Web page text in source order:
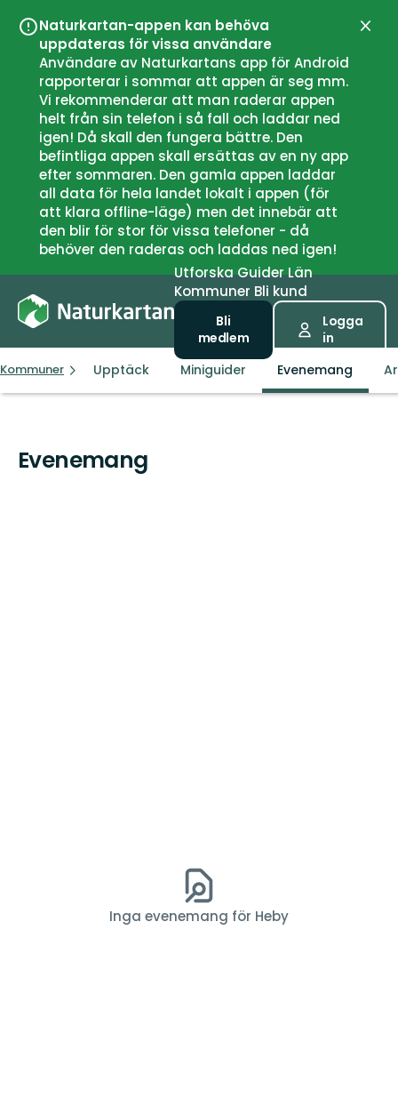
Naturkartan-appen kan behöva
uppdateras för vissa användare
Användare av Naturkartans app för Android
rapporterar i sommar att appen är seg mm.
Vi rekommenderar att man raderar appen
helt från sin telefon i så fall och laddar ned
igen! Då skall den fungera bättre. Den
befintliga appen skall ersättas av en ny app
efter sommaren. Den gamla appen laddar
all data för hela landet lokalt i appen (för
att klara offline-läge) men det innebär att
den blir för stor för vissa telefoner - då
behöver den raderas och laddas ned igen!
UtforskaGuiderLän
Kommuner Bli kund
Bli
medlem
Logga
in
Kommuner Heby
Upptäck Miniguider Evenemang
Evenemang
Inga evenemang för Heby